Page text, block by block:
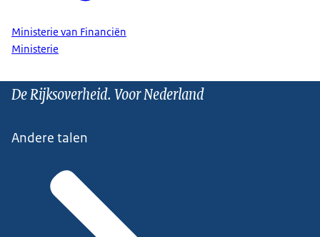
Ministerie van Financiën
Ministerie
De Rijksoverheid. Voor Nederland
Andere talen